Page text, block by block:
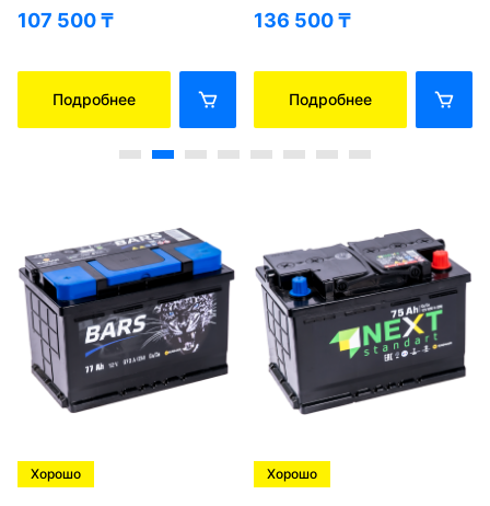
107 500₸
Подробнее
136 500₸
Подробнее
Хорошо Хорошо